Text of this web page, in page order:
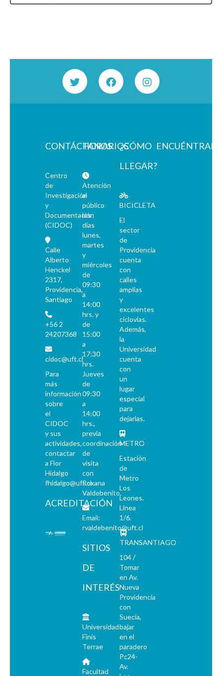
CONTÁCTANOS
Centro
de
Investigación
y
Documentación
(CIDOC)
Calle
Alberto
Henckel
2317,
Providencia,
Santiago
+56 2
24207368
cidoc@uft.cl
Para
más
información
sobre
el
CIDOC
y sus
actividades,
contactar
a Flor
Hidalgo
fhidalgo@uft.cl
ACREDITACIÓN
HORARIOS
Atención
al
público
los
días
lunes,
martes
y
miércoles
de
09:30
a
14:00
hrs. y
de
15:00
a
17:30
hrs.
Jueves
de
09:30
a
14:00
hrs.,
previa
coordinación
de
visita
con
Roxana
Valdebenito.
Email:
rvaldebenito@uft.cl
SITIOS
DE
INTERÉS
Universidad
Finis
Terrae
Facultad
¿CÓMO
LLEGAR?
BICICLETA
El
sector
de
Providencia
cuenta
con
calles
amplias
y
excelentes
ciclovías.
Además,
la
Universidad
cuenta
con
un
lugar
especial
para
dejarlas.
METRO
Estación
de
Metro
Los
Leones.
Línea
1/6.
TRANSANTIAGO
104 /
Tomar
en Av.
Nueva
Providencia
con
Suecia,
bajar
en el
paradero
Pc24-
Av.